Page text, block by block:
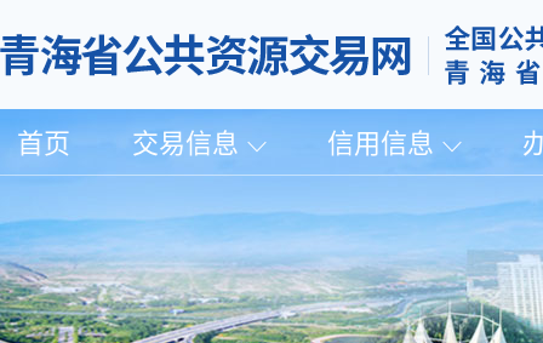
首页 交易信息 信用信息